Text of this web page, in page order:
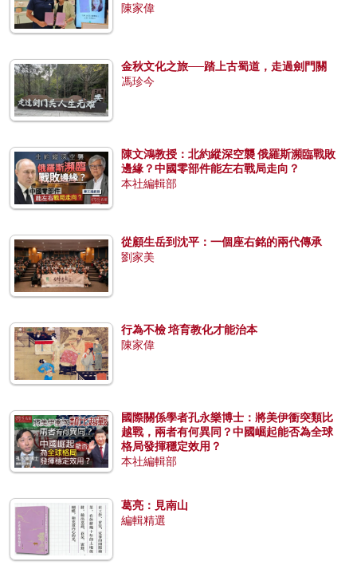
陳家偉
金秋文化之旅──踏上古蜀道，走過劍門關
馮珍今
陳文鴻教授：北約縱深空襲 俄羅斯瀕臨戰敗
邊緣？中國零部件能左右戰局走向？
本社編輯部
從顧生岳到沈平：一個座右銘的兩代傳承
劉家美
行為不檢 培育教化才能治本
陳家偉
國際關係學者孔永樂博士：將美伊衝突類比
越戰，兩者有何異同？中國崛起能否為全球
格局發揮穩定效用？
本社編輯部
葛亮：見南山
編輯精選